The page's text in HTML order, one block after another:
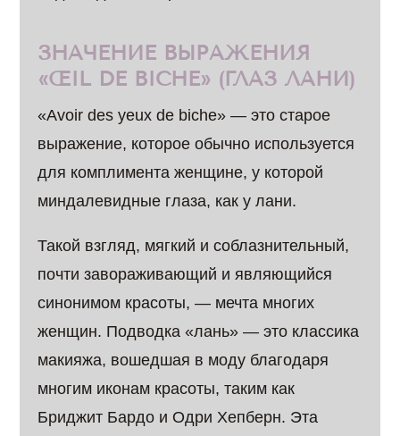
ЗНАЧЕНИЕ ВЫРАЖЕНИЯ
«ŒIL DE BICHE» (ГЛАЗ ЛАНИ)
«Avoir des yeux de biche» — это старое
выражение, которое обычно используется
для комплимента женщине, у которой
миндалевидные глаза, как у лани.
Такой взгляд, мягкий и соблазнительный,
почти завораживающий и являющийся
синонимом красоты, — мечта многих
женщин. Подводка «лань» — это классика
макияжа, вошедшая в моду благодаря
многим иконам красоты, таким как
Бриджит Бардо и Одри Хепберн. Эта